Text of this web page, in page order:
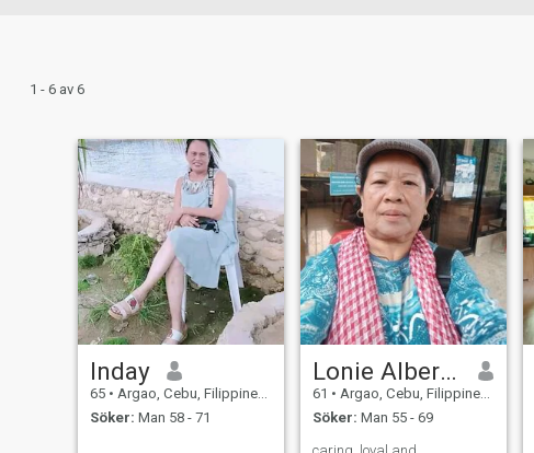
1 - 6 av 6
Inday
65 • Argao, Cebu, Filippinerna
Söker: Man 58 - 71
Lonie Alberca Albite
61 • Argao, Cebu, Filippinerna
Söker: Man 55 - 69